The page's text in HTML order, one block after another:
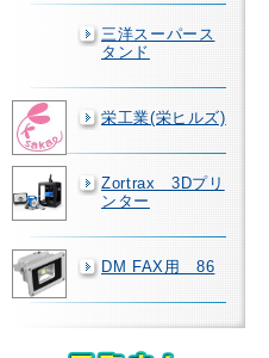
三洋スーパース
タンド
栄工業(栄ヒルズ)
Zortrax 3Dプリ
ンター
DM FAX用 86